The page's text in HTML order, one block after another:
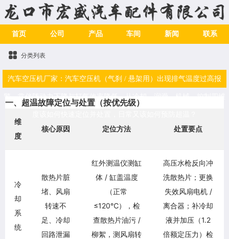
首页 公司 产品 车间 新闻 联系
分类列表
汽车空压机厂家：汽车空压机（气刹 / 悬架用）出现排气温度过高报
警，常伴随动力下降与打气效率降低，从冷却、润滑、机械、控制四维
一、超温故障定位与处置（按优先级）
维
度
核心原因 定位方法 处置要点
冷
却
系
统
散热片脏
堵、风扇
转速不
足、冷却
回路泄漏
红外测温仪测缸
体 / 缸盖温度
（正常
≤120℃），检
查散热片油污 /
柳絮，测风扇转
高压水枪反向冲
洗散热片；更换
失效风扇电机 /
离合器；补冷却
液并加压（1.2
倍额定压力）检